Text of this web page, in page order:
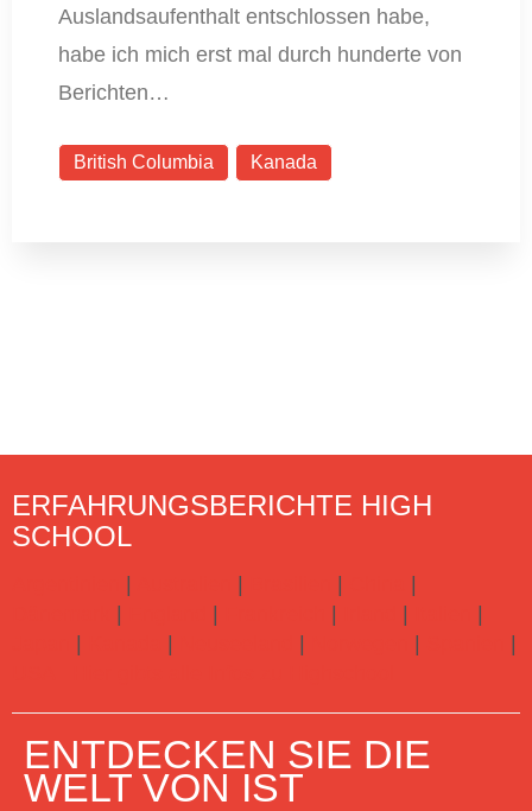
Auslandsaufenthalt entschlossen habe,
habe ich mich erst mal durch hunderte von
Berichten…
British Columbia Kanada
ERFAHRUNGSBERICHTE HIGH
SCHOOL
| | |
|
| | | |
|
| | | |
|
ENTDECKEN SIE DIE
WELT VON IST